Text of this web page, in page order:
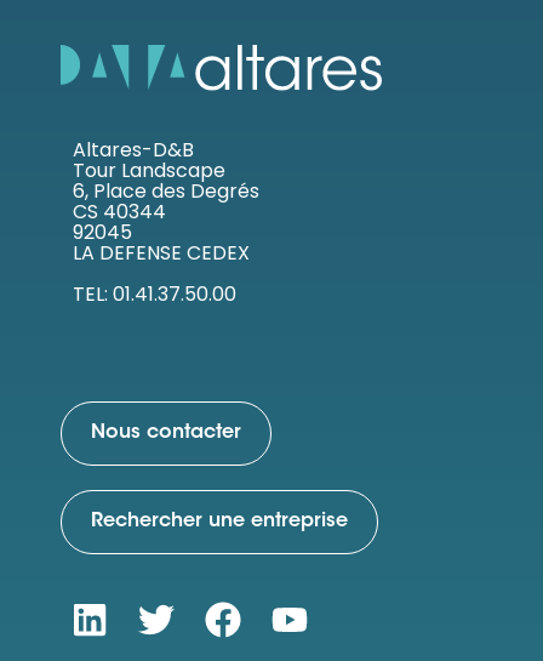
Altares-D&B
Tour Landscape
6, Place des Degrés
CS 40344
92045
LA DEFENSE CEDEX
TEL: 01.41.37.50.00
Nous contacter
Rechercher une entreprise